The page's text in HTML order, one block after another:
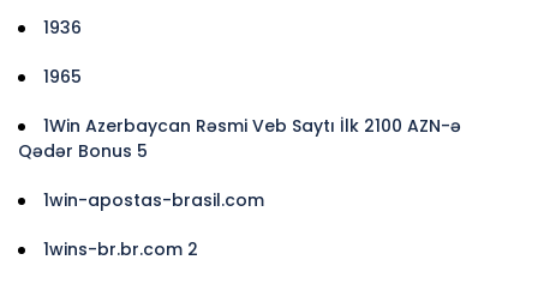
1936
1965
1Win Azerbaycan Rəsmi Veb Saytı İlk 2100 AZN-ə
Qədər Bonus 5
1win-apostas-brasil.com
1wins-br.br.com 2